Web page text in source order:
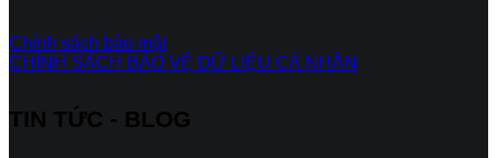
Chính sách bảo mật
CHÍNH SÁCH BẢO VỆ DỮ LIỆU CÁ NHÂN
TIN TỨC - BLOG